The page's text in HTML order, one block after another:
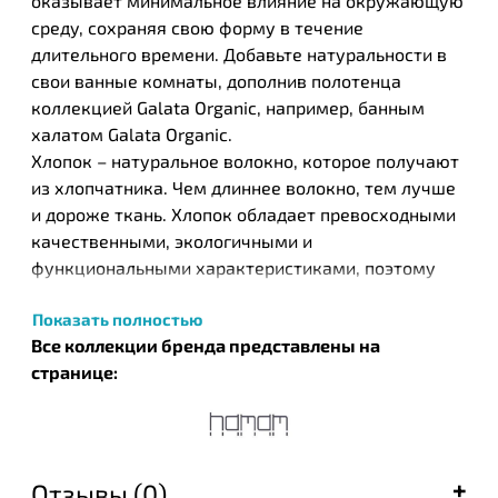
среду, сохраняя свою форму в течение
длительного времени. Добавьте натуральности в
свои ванные комнаты, дополнив полотенца
коллекцией Galata Organic, например, банным
халатом Galata Organic.
Хлопок – натуральное волокно, которое получают
из хлопчатника. Чем длиннее волокно, тем лучше
и дороже ткань. Хлопок обладает превосходными
качественными, экологичными и
функциональными характеристиками, поэтому
Дороже и лучше является только шелк. Из хлопка
производится замечательное и полезное детское
постельное белье, он используется для
жаккард, различных трикотажных тканей. Хлопок
в уходе, а хлопковое постельное белье
Показать полностью
Все коллекции бренда представлены на
странице: